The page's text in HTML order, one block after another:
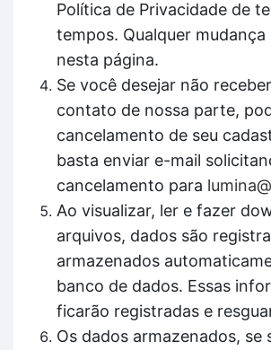
Política de Privacidade de
tempos. Qualquer mudança
nesta página.
Se você desejar não
contato de nossa parte,
cancelamento de seu
basta enviar e-mail
cancelamento para
Ao visualizar, ler e fazer
arquivos, dados são
armazenados
banco de dados. Essas
ficarão registradas e
Os dados armazenados, se